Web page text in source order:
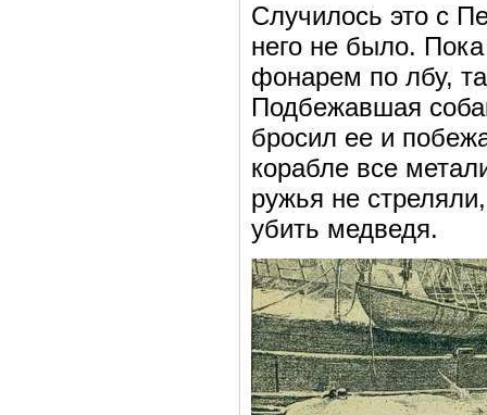
Случилось это с
него не было.
фонарем по лбу,
Подбежавшая
бросил ее и
корабле все
ружья не
убить медведя.